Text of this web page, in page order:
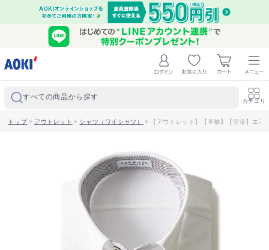
すべての商品から探す カテゴリ
トップ> アウトレット > シャツ（ワイシャツ） > 【アウトレット】【半袖】【空冷】エ